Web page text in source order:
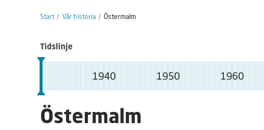
Start Vår historia Östermalm
Tidslinje
1940 1950 1960
Östermalm
S
å